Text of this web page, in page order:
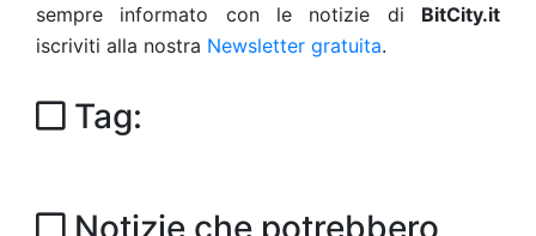
sempre informato con le notizie di BitCity.it
iscriviti alla nostra Newsletter gratuita.
Tag:
Notizie che potrebbero